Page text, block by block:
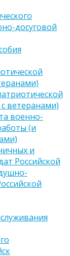
досуговой
ветеранами)
военно-
(и
и
Российской